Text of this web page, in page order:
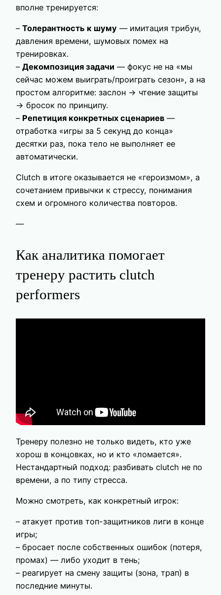
вполне тренируется:
– Толерантность к шуму — имитация трибун,
давления времени, шумовых помех на
тренировках.
– Декомпозиция задачи — фокус не на «мы
сейчас можем выиграть/проиграть сезон», а на
простом алгоритме: заслон → чтение защиты
→ бросок по принципу.
– Репетиция конкретных сценариев —
отработка «игры за 5 секунд до конца»
десятки раз, пока тело не выполняет ее
автоматически.
Clutch в итоге оказывается не «героизмом», а
сочетанием привычки к стрессу, понимания
схем и огромного количества повторов.
—
Как аналитика помогает
тренеру растить clutch
performers
Тренеру полезно не только видеть, кто уже
хорош в концовках, но и кто «ломается».
Нестандартный подход: разбивать clutch не по
времени, а по типу стресса.
Можно смотреть, как конкретный игрок:
– атакует против топ-защитников лиги в конце
игры;
– бросает после собственных ошибок (потеря,
промах) — либо уходит в тень;
– реагирует на смену защиты (зона, трап) в
последние минуты.